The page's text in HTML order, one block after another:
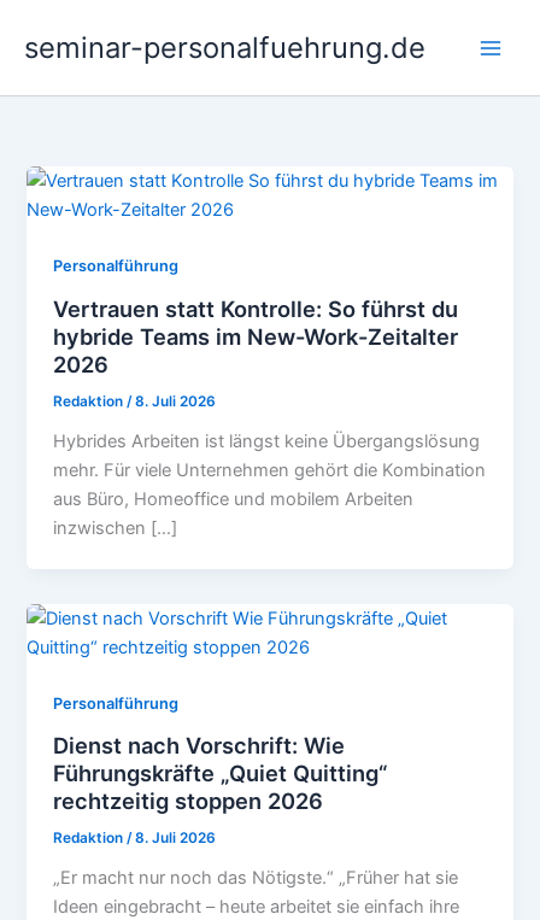
Inhaltseminar-personalfuehrung.de
Personalführung
Vertrauen statt Kontrolle: So führst du
hybride Teams im New-Work-Zeitalter
2026
Redaktion/8. Juli 2026
Hybrides Arbeiten ist längst keine Übergangslösung
mehr. Für viele Unternehmen gehört die Kombination
aus Büro, Homeoffice und mobilem Arbeiten
inzwischen […]
Personalführung
Dienst nach Vorschrift: Wie
Führungskräfte „Quiet Quitting“
rechtzeitig stoppen 2026
Redaktion/8. Juli 2026
„Er macht nur noch das Nötigste.“ „Früher hat sie
Ideen eingebracht – heute arbeitet sie einfach ihre